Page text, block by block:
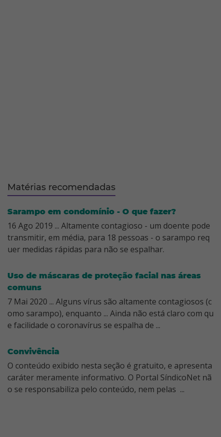
Matérias recomendadas
Sarampo em condomínio - O que fazer?
16 Ago 2019 ... Altamente contagioso - um doente pode
transmitir, em média, para 18 pessoas - o sarampo req
uer medidas rápidas para não se espalhar.
Uso de máscaras de proteção facial nas áreas
comuns
7 Mai 2020 ... Alguns vírus são altamente contagiosos (c
omo sarampo), enquanto ... Ainda não está claro com qu
e facilidade o coronavírus se espalha de ...
Convivência
O conteúdo exibido nesta seção é gratuito, e apresenta
caráter meramente informativo. O Portal SíndicoNet nã
o se responsabiliza pelo conteúdo, nem pelas ...